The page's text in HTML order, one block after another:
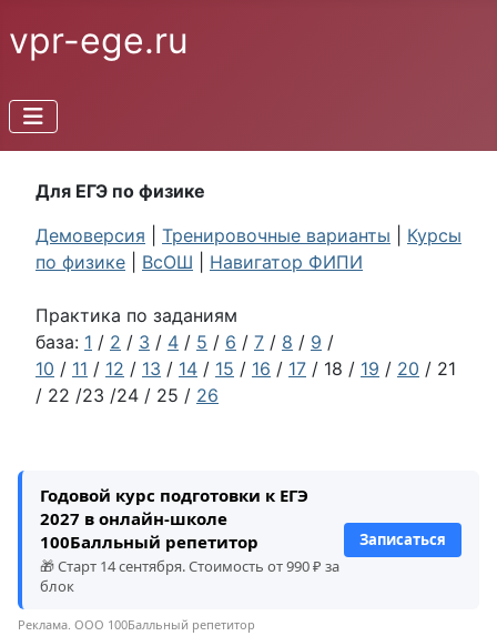
vpr-ege.ru
Для ЕГЭ по физике
Демоверсия
Тренировочные варианты
Курсы
по физике
ВсОШ Навигатор ФИПИ
Практика по заданиям
база: 1 / 2 / 3 / 4 / 5 / 6 / 7 / 8 / 9 /
10 / 11 / 12 / 13 / 14 / 15 / 16 / 17 / 18 / 19 / 20 / 21
/ 22 /23 /24 / 25 / 26
Годовой курс подготовки к ЕГЭ
2027 в онлайн-школе
100Балльный репетитор
🎁 Старт 14 сентября. Стоимость от 990 ₽ за
блок
Записаться
Реклама. ООО 100Балльный репетитор